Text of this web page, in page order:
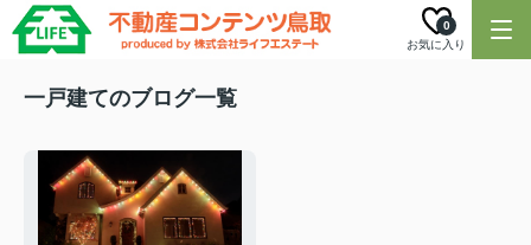
お気に入り
0
一戸建てのブログ一覧